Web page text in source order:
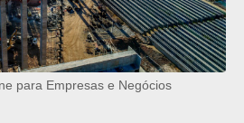
para Empresas e Negócios